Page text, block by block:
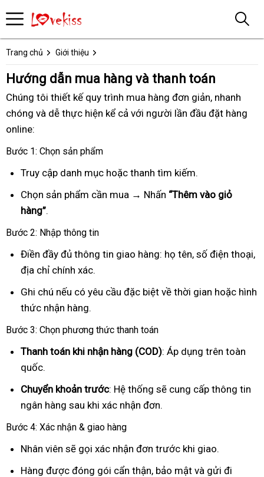
Trang chủ Giới thiệu
Hướng dẫn mua hàng và thanh toán
Chúng tôi thiết kế quy trình mua hàng đơn giản, nhanh
chóng và dễ thực hiện kể cả với người lần đầu đặt hàng
online:
Bước 1: Chọn sản phẩm
Truy cập danh mục hoặc thanh tìm kiếm.
Chọn sản phẩm cần mua → Nhấn “Thêm vào giỏ
hàng”.
Bước 2: Nhập thông tin
Điền đầy đủ thông tin giao hàng: họ tên, số điện thoại,
địa chỉ chính xác.
Ghi chú nếu có yêu cầu đặc biệt về thời gian hoặc hình
thức nhận hàng.
Bước 3: Chọn phương thức thanh toán
Thanh toán khi nhận hàng (COD): Áp dụng trên toàn
quốc.
Chuyển khoản trước: Hệ thống sẽ cung cấp thông tin
ngân hàng sau khi xác nhận đơn.
Bước 4: Xác nhận & giao hàng
Nhân viên sẽ gọi xác nhận đơn trước khi giao.
Hàng được đóng gói cẩn thận, bảo mật và gửi đi